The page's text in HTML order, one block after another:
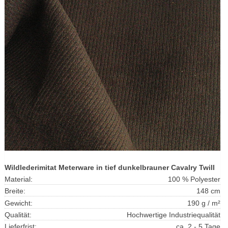
Wildlederimitat Meterware in tief dunkelbrauner Cavalry Twill
Material:
100 % Polyester
Breite:
148 cm
Gewicht:
190 g / m²
Qualität:
Hochwertige Industriequalität